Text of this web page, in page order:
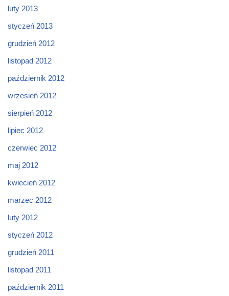
luty 2013
styczeń 2013
grudzień 2012
listopad 2012
październik 2012
wrzesień 2012
sierpień 2012
lipiec 2012
czerwiec 2012
maj 2012
kwiecień 2012
marzec 2012
luty 2012
styczeń 2012
grudzień 2011
listopad 2011
październik 2011